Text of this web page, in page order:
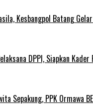
Kesbangpol Batang
DPPI, Siapkan
Sepakung, PPK Ormawa